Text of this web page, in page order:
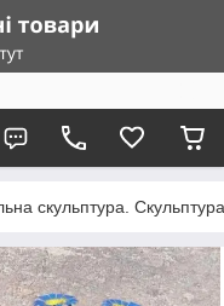
скульптура.